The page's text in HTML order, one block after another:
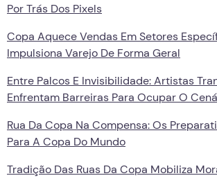
Por Trás Dos Pixels
Copa Aquece Vendas Em Setores
Impulsiona Varejo De Forma Geral
Entre Palcos E Invisibilidade: Artistas
Enfrentam Barreiras Para Ocupar O
Rua Da Copa Na Compensa: Os
Para A Copa Do Mundo
Tradição Das Ruas Da Copa Mobiliza